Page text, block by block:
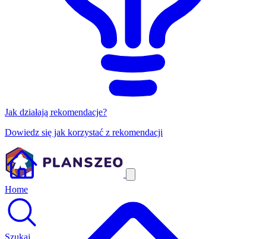
Jak działają rekomendacje?
Dowiedz się jak korzystać z rekomendacji
Home
Szukaj